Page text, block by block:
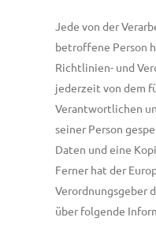
Jede von der
betroffene Person
Richtlinien- und
jederzeit von dem
Verantwortlichen
seiner Person
Daten und eine
Ferner hat der
Verordnungsgeber
über folgende